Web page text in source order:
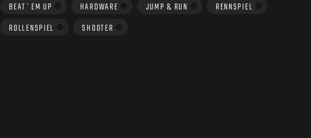
BEAT´EM UP
HARDWARE JUMP & RUN
RENNSPIEL
ROLLENSPIEL
SHOOTER